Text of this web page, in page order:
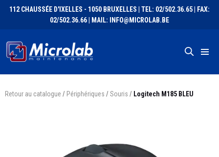
112 CHAUSSÉE D'IXELLES - 1050 BRUXELLES | TEL: 02/502.36.65 | FAX:
02/502.36.66 | MAIL: INFO@MICROLAB.BE
Retour au catalogue / Périphériques /Souris / Logitech M185 BLEU